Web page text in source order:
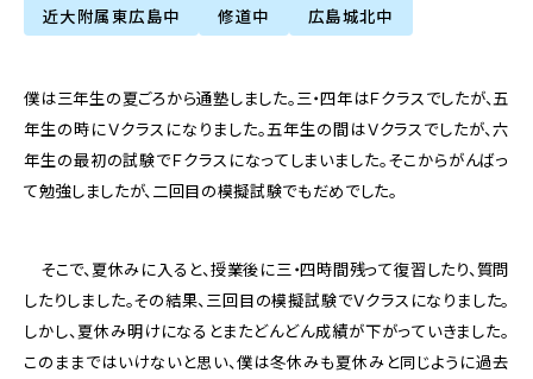
近大附属東広島中 修道中 広島城北中
僕は三年生の夏ごろから通塾しました。三・四年はＦクラスでしたが、五
年生の時にＶクラスになりました。五年生の間はＶクラスでしたが、六
年生の最初の試験でＦクラスになってしまいました。そこからがんばっ
て勉強しましたが、二回目の模擬試験でもだめでした。
そこで、夏休みに入ると、授業後に三・四時間残って復習したり、質問
したりしました。その結果、三回目の模擬試験でＶクラスになりました。
しかし、夏休み明けになるとまたどんどん成績が下がっていきました。
このままではいけないと思い、僕は冬休みも夏休みと同じように過去